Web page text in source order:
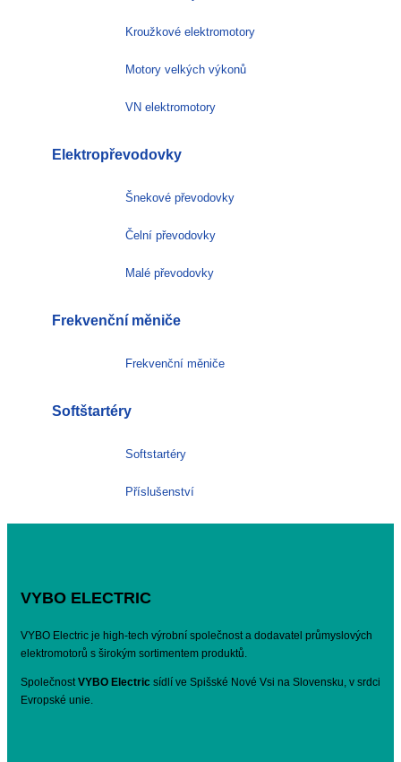
Kroužkové elektromotory
Motory velkých výkonů
VN elektromotory
Elektropřevodovky
Šnekové převodovky
Čelní převodovky
Malé převodovky
Frekvenční měniče
Frekvenční měniče
Softštartéry
Softstartéry
Příslušenství
VYBO ELECTRIC
VYBO Electric je high-tech výrobní společnost a dodavatel průmyslových
elektromotorů s širokým sortimentem produktů.
SpolečnostVYBO Electric sídlí ve Spišské Nové Vsi na Slovensku, v srdci
Evropské unie.